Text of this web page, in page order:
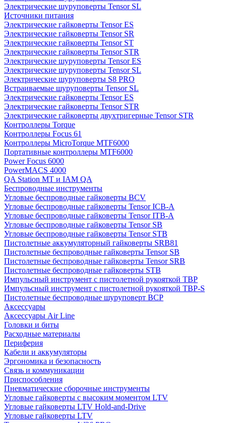
Электрические шуруповерты Tensor SL
Источники питания
Электрические гайковерты Tensor ES
Электрические гайковерты Tensor SR
Электрические гайковерты Tensor ST
Электрические гайковерты Tensor STR
Электрические шуруповерты Tensor ES
Электрические шуруповерты Tensor SL
Электрические шуруповерты S8 PRO
Встраиваемые шуруповерты Tensor SL
Электрические гайковерты Tensor ES
Электрические гайковерты Tensor STR
Электрические гайковерты двухтригерные Tensor STR
Контроллеры Torque
Контроллеры Focus 61
Контроллеры MicroTorque MTF6000
Портативные контроллеры MTF6000
Power Focus 6000
PowerMACS 4000
QA Station MT и IAM QA
Беспроводные инструменты
Угловые беспроводные гайковерты BCV
Угловые беспроводные гайковерты Tensor ICB-A
Угловые беспроводные гайковерты Tensor ITB-A
Угловые беспроводные гайковерты Tensor SB
Угловые беспроводные гайковерты Tensor STB
Пистолетные аккумуляторный гайковерты SRB81
Пистолетные беспроводные гайковерты Tensor SB
Пистолетные беспроводные гайковерты Tensor SRB
Пистолетные беспроводные гайковерты STB
Импульсный инструмент с пистолетной рукояткой TBP
Импульсный инструмент с пистолетной рукояткой TBP-S
Пистолетные беспроводные шуруповерт BCP
Аксессуары
Аксессуары Air Line
Головки и биты
Расходные материалы
Периферия
Кабели и аккумуляторы
Эргономика и безопасность
Связь и коммуникации
Приспособления
Пневматические сборочные инструменты
Угловые гайковерты с высоким моментом LTV
Угловые гайковерты LTV Hold-and-Drive
Угловые гайковерты LTV